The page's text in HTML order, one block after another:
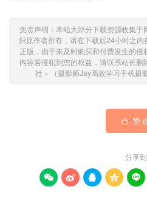
免责声明：本站大部分下载资源收集
归原作者所有，请在下载后24小时之
正版，由于未及时购买和付费发生的
内容若侵犯到您的权益，请联系站长删
社 » （摄影师Jay高效学习手机摄
 赞 (
分享到
    